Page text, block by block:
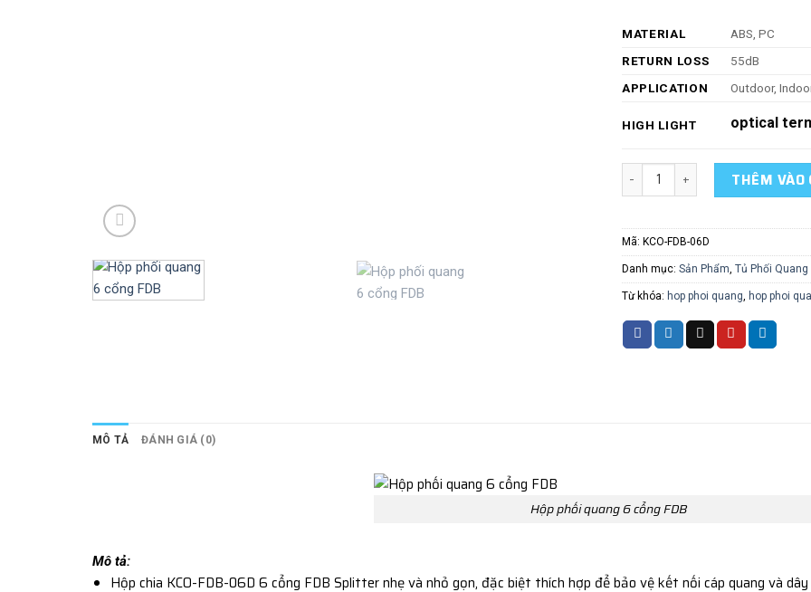
MATERIAL ABS, PC
RETURN LOSS
55dB
APPLICATION
Outdoor,
HIGH LIGHT optical
Hộp phối quang 6 cổng FDB số
THÊM VÀO
Mã: KCO-FDB-06D
Danh mục: Sản Phẩm, Tủ Phối Quang
Từ khóa: hop phoi quang, hop phoi
MÔ TẢ ĐÁNH GIÁ (0)
Hộp phối quang 6 cổng FDB
Mô tả:
Hộp chia KCO-FDB-06D 6 cổng FDB Splitter nhẹ và nhỏ gọn, đặc biệt thích hợp để bảo vệ kết nối cáp quang và